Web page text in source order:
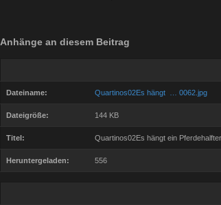
Anhänge an diesem Beitrag
Dateiname: Quartinos02Es hängt … 0062.jpg
Dateigröße: 144 KB
Titel: Quartinos02Es hängt ein
Heruntergeladen: 556